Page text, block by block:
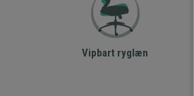
Vipbart ryglæn